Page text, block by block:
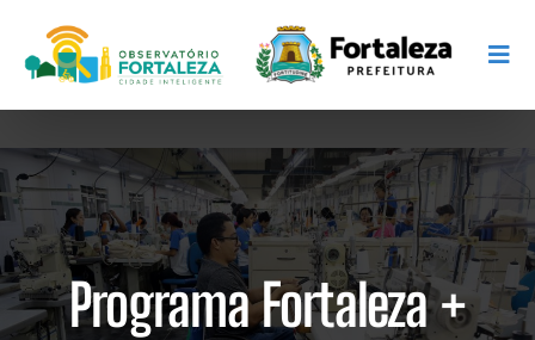
Programa Fortaleza +